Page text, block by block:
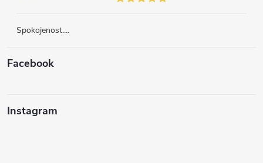
Spokojenost....
Facebook
Instagram